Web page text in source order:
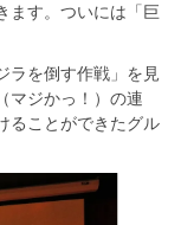
ます。ついには「巨
ラを倒す作戦」を見
マジかっ！）の連
ることができたグル